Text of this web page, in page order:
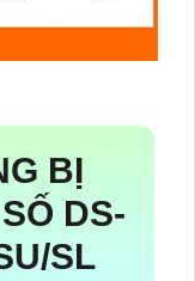
BỊ
DS-
SL